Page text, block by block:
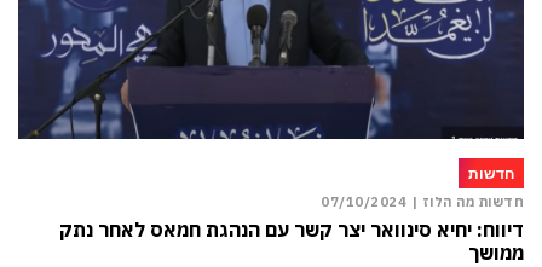
חדשות
חדשות מה הלוז | 07/10/2024
דיווח: יחיא סינוואר יצר קשר עם הנהגת חמאס לאחר נתק
ממושך